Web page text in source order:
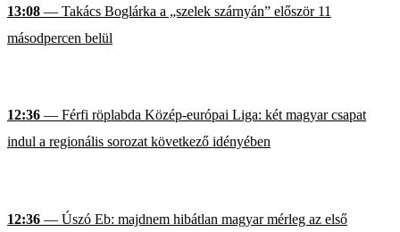
13:08 — Takács Boglárka a „szelek szárnyán” először 11
másodpercen belül
12:36 — Férfi röplabda Közép-európai Liga: két magyar csapat
indul a regionális sorozat következő idényében
12:36 — Úszó Eb: majdnem hibátlan magyar mérleg az első